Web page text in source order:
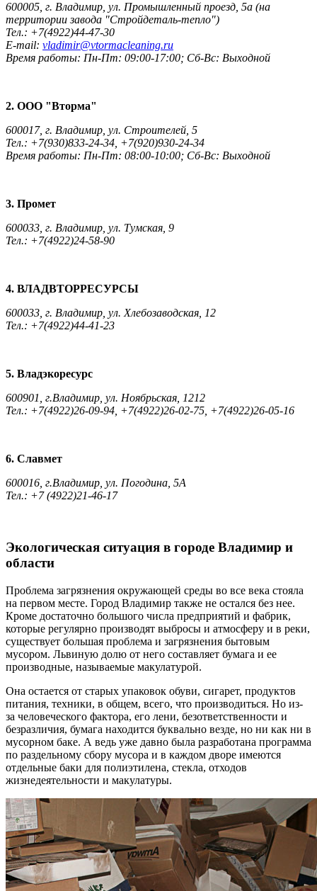
600005, г. Владимир, ул. Промышленный проезд, 5а (на
территории завода "Стройдеталь-тепло")
Тел.: +7(4922)44-47-30
E-mail: vladimir@vtormacleaning.ru
Время работы: Пн-Пт: 09:00-17:00; Сб-Вс: Выходной
2. ООО "Вторма"
600017, г. Владимир, ул. Строителей, 5
Тел.: +7(930)833-24-34, +7(920)930-24-34
Время работы: Пн-Пт: 08:00-10:00; Сб-Вс: Выходной
3. Промет
600033, г. Владимир, ул. Тумская, 9
Тел.: +7(4922)24-58-90
4. ВЛАДВТОРРЕСУРСЫ
600033, г. Владимир, ул. Хлебозаводская, 12
Тел.: +7(4922)44-41-23
5. Владэкоресурс
600901, г.Владимир, ул. Ноябрьская, 1212
Тел.: +7(4922)26-09-94, +7(4922)26-02-75, +7(4922)26-05-16
6. Славмет
600016, г.Владимир, ул. Погодина, 5А
Тел.: +7 (4922)21-46-17
Экологическая ситуация в городе Владимир и
области
Проблема загрязнения окружающей среды во все века стояла
на первом месте. Город Владимир также не остался без нее.
Кроме достаточно большого числа предприятий и фабрик,
которые регулярно производят выбросы и атмосферу и в реки,
существует большая проблема и загрязнения бытовым
мусором. Львиную долю от него составляет бумага и ее
производные, называемые макулатурой.
Она остается от старых упаковок обуви, сигарет, продуктов
питания, техники, в общем, всего, что производиться. Но из-
за человеческого фактора, его лени, безответственности и
безразличия, бумага находится буквально везде, но ни как ни в
мусорном баке. А ведь уже давно была разработана программа
по раздельному сбору мусора и в каждом дворе имеются
отдельные баки для полиэтилена, стекла, отходов
жизнедеятельности и макулатуры.